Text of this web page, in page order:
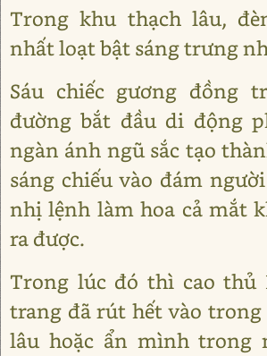
Trong khu thạch lâu,
nhất loạt bật sáng trưng
Sáu chiếc gương đồng
đường bắt đầu di động
ngàn ánh ngũ sắc tạo
sáng chiếu vào đám
nhị lệnh làm hoa cả mắt
ra được.
Trong lúc đó thì cao thủ
trang đã rút hết vào
lâu hoặc ẩn mình trong